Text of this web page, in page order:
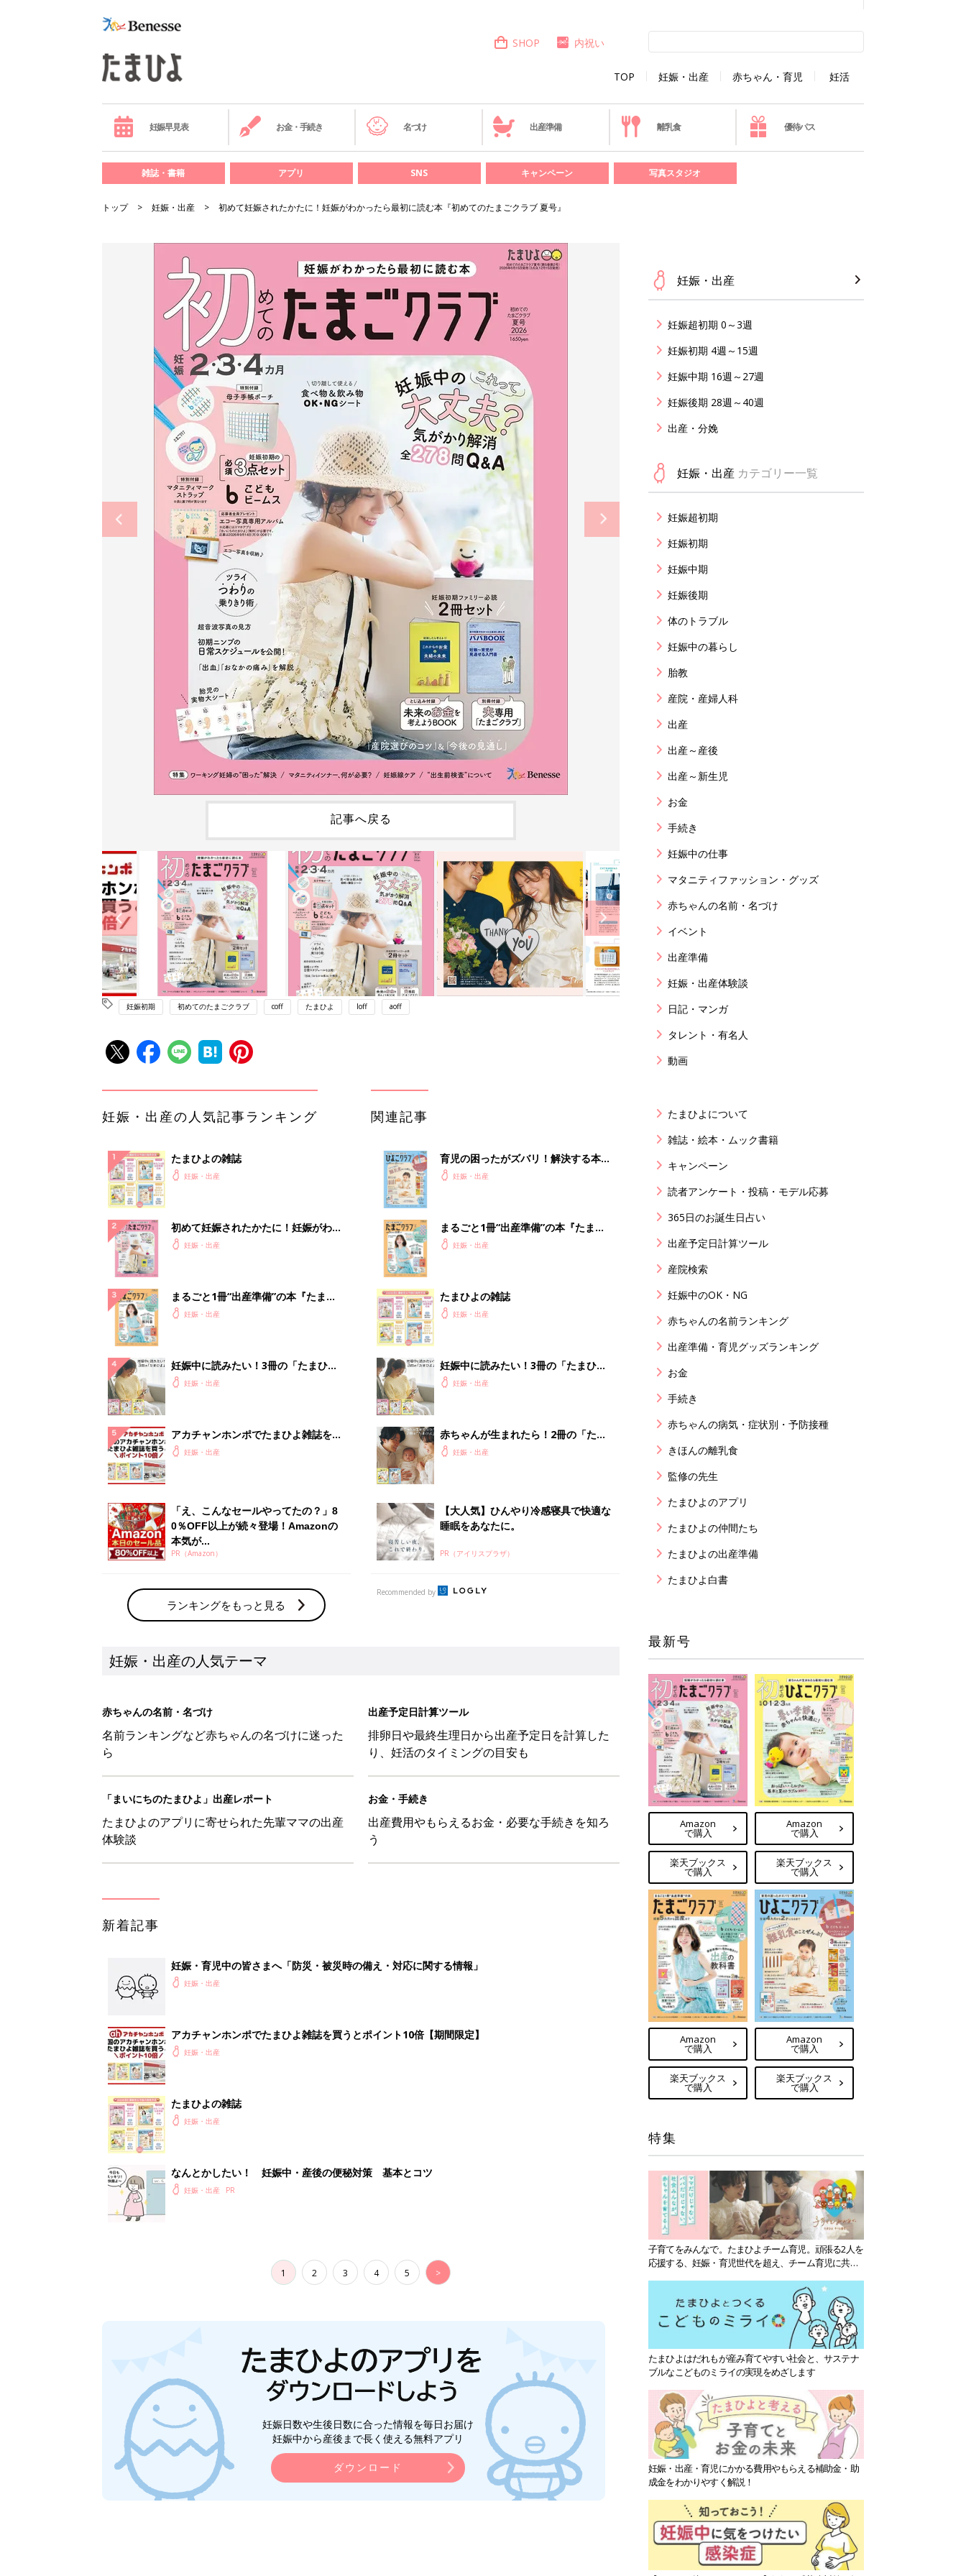
TOP 妊娠・出産 赤ちゃん・育児 妊活
SHOP 内祝い
妊娠早見表 お金・手続き 名づけ 出産準備 離乳食 優待パス
雑誌・書籍 アプリ SNS キャンペーン 写真スタジオ
トップ 妊娠・出産 初めて妊娠されたかたに！妊娠がわかったら最初に読む本『初めてのたまごクラブ 夏号』
記事へ戻る
妊娠初期 初めてのたまごクラブ coff たまひよ loff aoff
妊娠・出産の人気記事ランキング
たまひよの雑誌
妊娠・出産
初めて妊娠されたかたに！妊娠がわか
ったら最初に読む本『初めてのたまご
妊娠・出産
まるごと1冊“出産準備”の本『たまご
クラブ 夏号』〈スペシャル大特集〉
妊娠・出産
妊娠中に読みたい！3冊の「たまひ
よ」妊娠・出産
アカチャンホンポでたまひよ雑誌を買
うとポイント10倍【期間限定】
妊娠・出産
「え、こんなセールやってたの？」8
0％OFF以上が続々登場！Amazonの
本気が...
PR（Amazon）
ランキングをもっと見る
関連記事
育児の困ったがズバリ！解決する本
『ひよこクラブ 秋号』 4カ月～2才
妊娠・出産
まるごと1冊“出産準備”の本『たまご
クラブ 夏号』〈スペシャル大特集〉
妊娠・出産
たまひよの雑誌
妊娠・出産
妊娠中に読みたい！3冊の「たまひ
よ」妊娠・出産
赤ちゃんが生まれたら！2冊の「たま
ひよ」
妊娠・出産
【大人気】ひんやり冷感寝具で快適な
睡眠をあなたに。
PR（アイリスプラザ）
Recommended by
妊娠・出産の人気テーマ
赤ちゃんの名前・名づけ
名前ランキングなど赤ちゃんの名づけに迷った
ら
出産予定日計算ツール
排卵日や最終生理日から出産予定日を計算した
り、妊活のタイミングの目安も
「まいにちのたまひよ」出産レポート
たまひよのアプリに寄せられた先輩ママの出産
体験談
お金・手続き
出産費用やもらえるお金・必要な手続きを知ろ
う
新着記事
妊娠・育児中の皆さまへ「防災・被災時の備え・対応に関する情報」
妊娠・出産
アカチャンホンポでたまひよ雑誌を買うとポイント10倍【期間限定】
妊娠・出産
たまひよの雑誌
妊娠・出産
なんとかしたい！ 妊娠中・産後の便秘対策 基本とコツ
妊娠・出産
1 2 3 4 5 >
妊娠日数や生後日数に合った情報を毎日お届け
妊娠中から産後まで長く使える無料アプリ
ダウンロード
妊娠・出産
妊娠超初期 0～3週
妊娠初期 4週～15週
妊娠中期 16週～27週
妊娠後期 28週～40週
出産・分娩
妊娠・出産 カテゴリー一覧
妊娠超初期
妊娠初期
妊娠中期
妊娠後期
体のトラブル
妊娠中の暮らし
胎教
産院・産婦人科
出産
出産～産後
出産～新生児
お金
手続き
妊娠中の仕事
マタニティファッション・グッズ
赤ちゃんの名前・名づけ
イベント
出産準備
妊娠・出産体験談
日記・マンガ
タレント・有名人
動画
たまひよについて
雑誌・絵本・ムック書籍
キャンペーン
読者アンケート・投稿・モデル応募
365日のお誕生日占い
出産予定日計算ツール
産院検索
妊娠中のOK・NG
赤ちゃんの名前ランキング
出産準備・育児グッズランキング
お金
手続き
赤ちゃんの病気・症状別・予防接種
きほんの離乳食
監修の先生
たまひよのアプリ
たまひよの仲間たち
たまひよの出産準備
たまひよ白書
最新号
Amazon
で購入
楽天ブックス
で購入
Amazon
で購入
楽天ブックス
で購入
Amazon
で購入
楽天ブックス
で購入
Amazon
で購入
楽天ブックス
で購入
特集
子育てをみんなで。たまひよチーム育児。頑張る2人を
応援する、妊娠・育児世代を超え、チーム育児に共感
たまひよはだれもが産み育てやすい社会と、サステナ
ブルなこどものミライの実現をめざします
妊娠・出産・育児にかかる費用やもらえる補助金・助
成金をわかりやすく解説！